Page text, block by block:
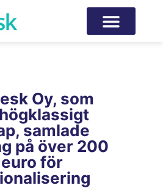
Oy, som
samlade
på över 200
för